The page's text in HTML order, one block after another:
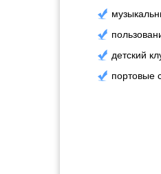
детский
портовые